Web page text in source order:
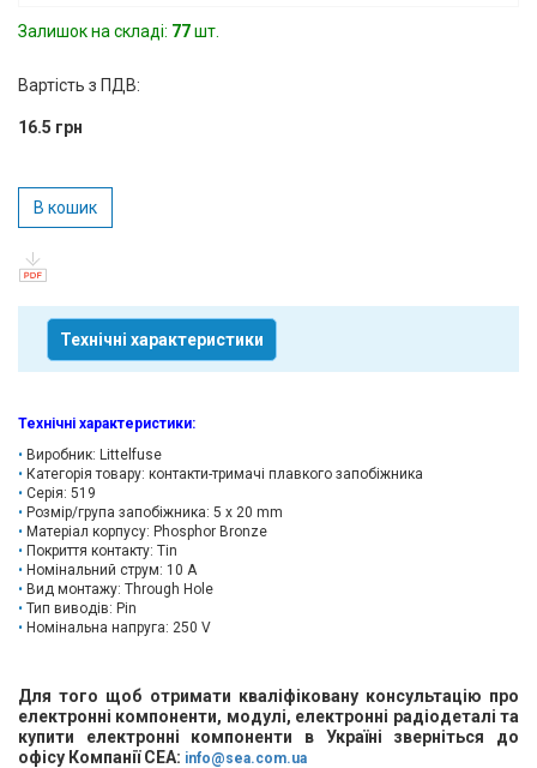
Вхід/
Виробники
Контакти
Підтримка
Залишок на складі: 77шт.
Вартість з ПДВ:
16.5 грн
В кошик
Технічні характеристики
Технічні характеристики:
Виробник: Littelfuse
Категорія товару: контакти-тримачі плавкого запобіжника
Серія: 519
Розмір/група запобіжника: 5 x 20 mm
Матеріал корпусу: Phosphor Bronze
Покриття контакту: Tin
Номінальний струм: 10 A
Вид монтажу: Through Hole
Тип виводів: Pin
Номінальна напруга: 250 V
Для того щоб отримати кваліфіковану консультацію про
електронні компоненти, модулі, електронні радіодеталі та
купити електронні компоненти в Україні зверніться до
офісу Компанії СЕА: info@sea.com.ua